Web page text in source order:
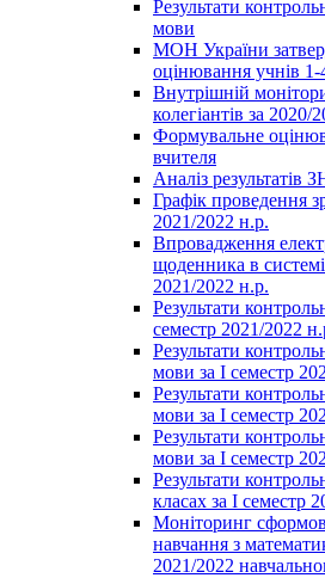
Результати
мови
МОН України
оцінювання учнів 1-
Внутрішній
колегіантів за
Формувальне
вчителя
Аналіз результатів
Графік проведення
2021/2022 н.р.
Впровадження
щоденника в
2021/2022 н.р.
Результати
семестр 2021/2022
Результати
мови за І семестр
Результати
мови за І семестр
Результати
мови за І семестр
Результати
класах за І семестр
Моніторинг
навчання з
2021/2022